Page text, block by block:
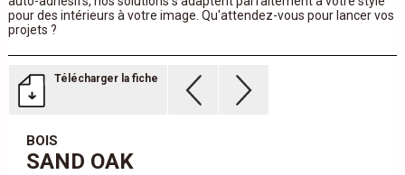
pour des intérieurs à votre image. Qu'attendez-vous pour lancer vos
projets ?
Télécharger la fiche
BOIS
SAND OAK